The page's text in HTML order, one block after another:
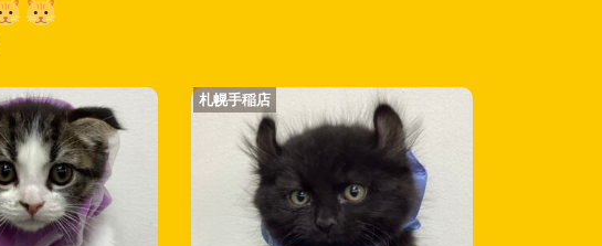
札幌手稲店